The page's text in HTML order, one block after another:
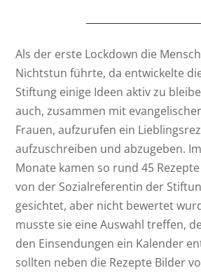
Als der erste Lockdown die
Nichtstun führte, da entwickelte
Stiftung einige Ideen aktiv zu
auch, zusammen mit
Frauen, aufzurufen ein
aufzuschreiben und abzugeben.
Monate kamen so rund 45
von der Sozialreferentin der
gesichtet, aber nicht bewertet
musste sie eine Auswahl treffen,
den Einsendungen ein Kalender
sollten neben die Rezepte Bilder